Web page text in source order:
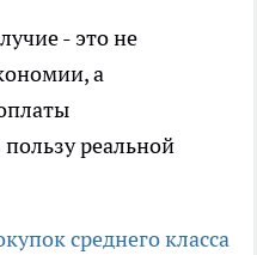
- это не
а
реальной
среднего класса